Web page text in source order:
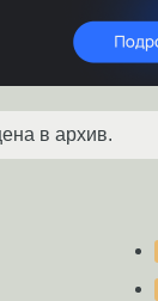
в архив.